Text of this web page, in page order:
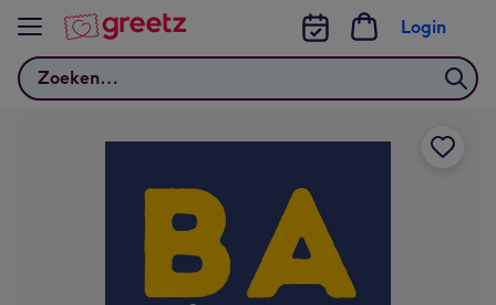
Bekijk meer
Zoeken
Login